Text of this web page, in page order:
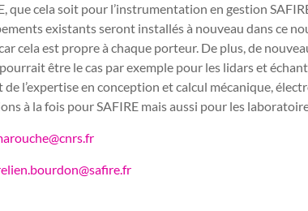
que cela soit pour l’instrumentation en gestion
existants seront installés à nouveau dans ce
cela est propre à chaque porteur. De plus, de
être le cas par exemple pour les lidars et
l’expertise en conception et calcul mécanique,
à la fois pour SAFIRE mais aussi pour les